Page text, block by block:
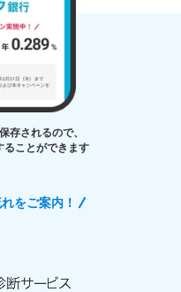
存されるので、
ることができます
をご案内！